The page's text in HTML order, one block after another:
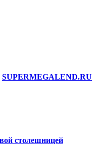
SUPERMEGALEND.RU